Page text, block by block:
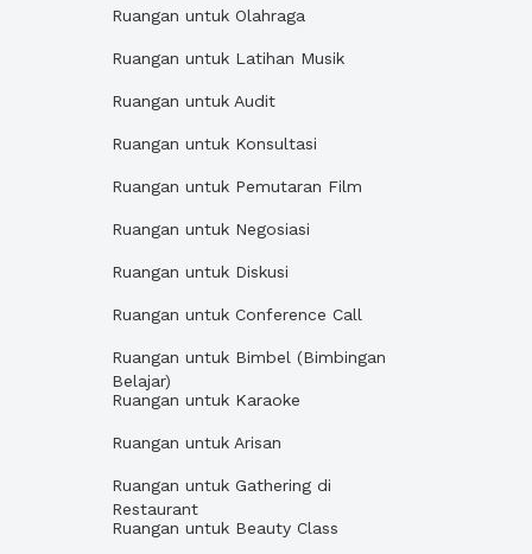
Ruangan untuk Olahraga
Ruangan untuk Latihan Musik
Ruangan untuk Audit
Ruangan untuk Konsultasi
Ruangan untuk Pemutaran Film
Ruangan untuk Negosiasi
Ruangan untuk Diskusi
Ruangan untuk Conference Call
Ruangan untuk Bimbel (Bimbingan
Belajar)
Ruangan untuk Karaoke
Ruangan untuk Arisan
Ruangan untuk Gathering di
Restaurant
Ruangan untuk Beauty Class